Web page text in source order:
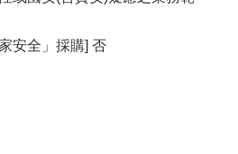
安全」採購] 否